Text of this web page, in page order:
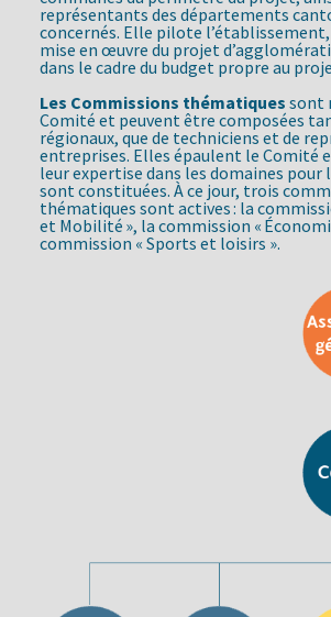
représentants des départements
concernés. Elle pilote
mise en œuvre du projet
dans le cadre du budget propre au
Les Commissions thématiques sont
Comité et peuvent être composées
régionaux, que de techniciens et de
entreprises. Elles épaulent le Comité
leur expertise dans les domaines pour
sont constituées. À ce jour, trois
thématiques sont actives : la
et Mobilité », la commission «
commission « Sports et loisirs ».